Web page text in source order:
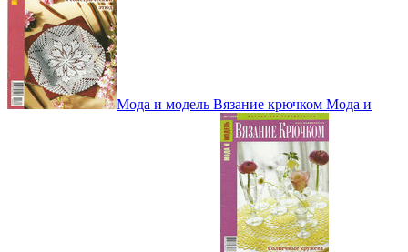
Мода и модель Вязание крючком Мода и